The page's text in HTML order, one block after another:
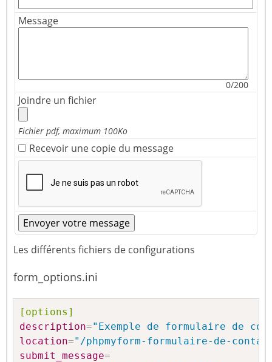
Message
0/200
Joindre un fichier
Fichier pdf, maximum 100Ko
Recevoir une copie du message
Les différents fichiers de configurations
form_options.ini
[options]
description="Exemple de formulaire de
location="/phpmyform-formulaire-de-
submit_message=